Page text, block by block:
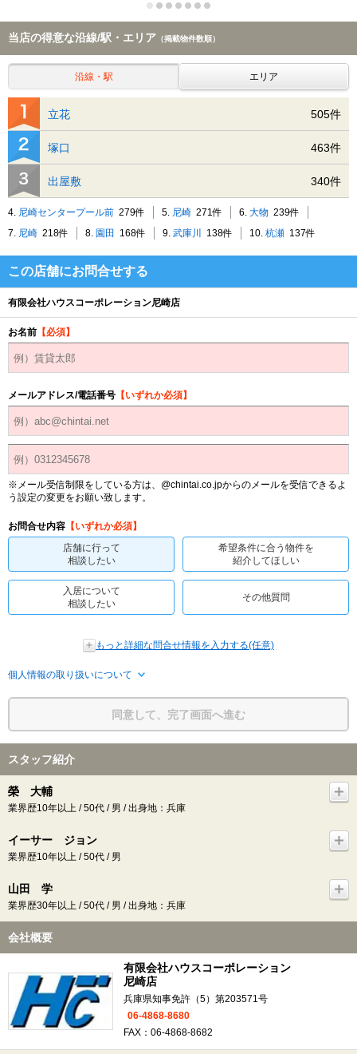
当店の得意な沿線/駅・エリア （掲載物件数順）
沿線・駅 エリア
立花 505件
塚口 463件
出屋敷 340件
4. 尼崎センタープール前 279件 5. 尼崎 271件 6. 大物 239件
7. 尼崎 218件 8. 園田 168件 9. 武庫川 138件 10. 杭瀬 137件
この店舗にお問合せする
有限会社ハウスコーポレーション尼崎店
お名前 【必須】
メールアドレス/電話番号 【いずれか必須】
※メール受信制限をしている方は、@chintai.co.jpからのメールを受信できるよ
う設定の変更をお願い致します。
お問合せ内容 【いずれか必須】
店舗に行って
相談したい
希望条件に合う物件を
紹介してほしい
入居について
相談したい
その他質問
もっと詳細な問合せ情報を入力する(任意)
個人情報の取り扱いについて
同意して、完了画面へ進む
スタッフ紹介
榮 大輔
業界歴10年以上 / 50代 / 男 / 出身地：兵庫
イーサー ジョン
業界歴10年以上 / 50代 / 男
山田 学
業界歴30年以上 / 50代 / 男 / 出身地：兵庫
会社概要
有限会社ハウスコーポレーション
尼崎店
兵庫県知事免許（5）第203571号
06-4868-8680
FAX：06-4868-8682